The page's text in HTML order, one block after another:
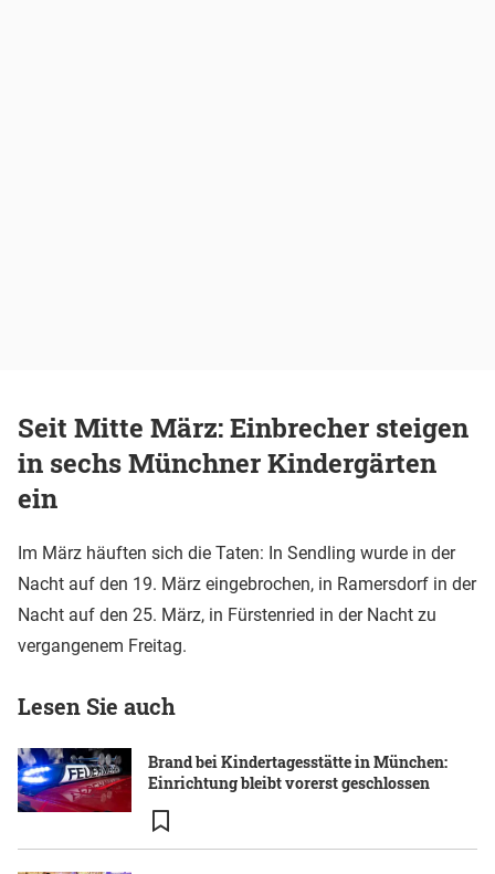
Seit Mitte März: Einbrecher steigen
in sechs Münchner Kindergärten
ein
Im März häuften sich die Taten: In Sendling wurde in der
Nacht auf den 19. März eingebrochen, in Ramersdorf in der
Nacht auf den 25. März, in Fürstenried in der Nacht zu
vergangenem Freitag.
Lesen Sie auch
Brand bei Kindertagesstätte in München:
Einrichtung bleibt vorerst geschlossen